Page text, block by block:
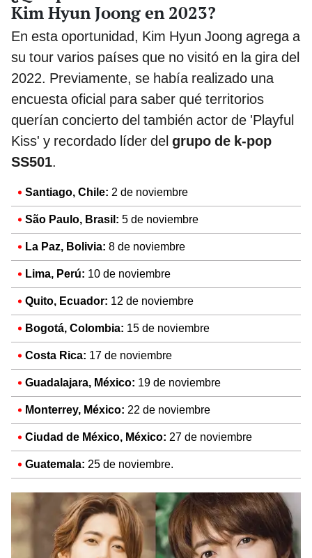
Kim Hyun Joong en 2023?
En esta oportunidad, Kim Hyun Joong agrega a
su tour varios países que no visitó en la gira del
2022. Previamente, se había realizado una
encuesta oficial para saber qué territorios
querían concierto del también actor de 'Playful
Kiss' y recordado líder del grupo de k-pop
SS501.
Santiago, Chile: 2 de noviembre
São Paulo, Brasil: 5 de noviembre
La Paz, Bolivia: 8 de noviembre
Lima, Perú: 10 de noviembre
Quito, Ecuador: 12 de noviembre
Bogotá, Colombia: 15 de noviembre
Costa Rica: 17 de noviembre
Guadalajara, México: 19 de noviembre
Monterrey, México: 22 de noviembre
Ciudad de México, México: 27 de noviembre
Guatemala: 25 de noviembre.